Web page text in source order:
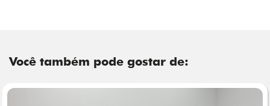
Você também pode gostar de: